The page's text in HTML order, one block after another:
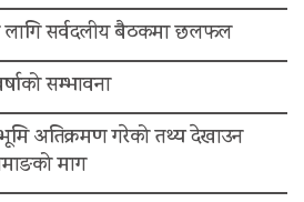
लागि सर्वदलीय बैठकमा छलफल
सम्भावना
भूमि अतिक्रमण गरेको तथ्य देखाउन
माग